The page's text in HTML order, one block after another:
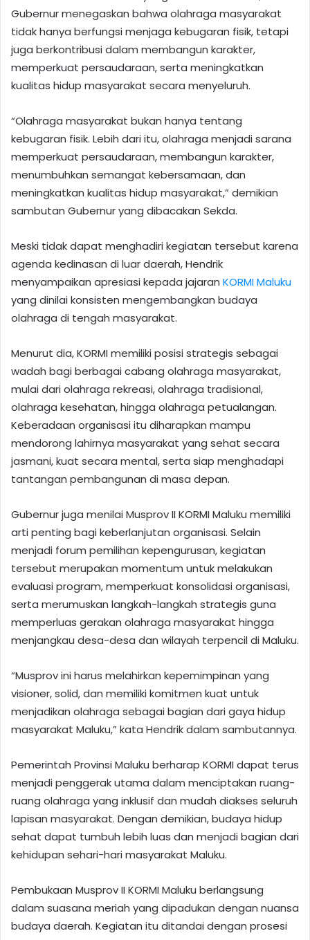
Gubernur menegaskan bahwa olahraga masyarakat
tidak hanya berfungsi menjaga kebugaran fisik, tetapi
juga berkontribusi dalam membangun karakter,
memperkuat persaudaraan, serta meningkatkan
kualitas hidup masyarakat secara menyeluruh.
“Olahraga masyarakat bukan hanya tentang
kebugaran fisik. Lebih dari itu, olahraga menjadi sarana
memperkuat persaudaraan, membangun karakter,
menumbuhkan semangat kebersamaan, dan
meningkatkan kualitas hidup masyarakat,” demikian
sambutan Gubernur yang dibacakan Sekda.
Meski tidak dapat menghadiri kegiatan tersebut karena
agenda kedinasan di luar daerah, Hendrik
menyampaikan apresiasi kepada jajaran KORMI Maluku
yang dinilai konsisten mengembangkan budaya
olahraga di tengah masyarakat.
Menurut dia, KORMI memiliki posisi strategis sebagai
wadah bagi berbagai cabang olahraga masyarakat,
mulai dari olahraga rekreasi, olahraga tradisional,
olahraga kesehatan, hingga olahraga petualangan.
Keberadaan organisasi itu diharapkan mampu
mendorong lahirnya masyarakat yang sehat secara
jasmani, kuat secara mental, serta siap menghadapi
tantangan pembangunan di masa depan.
Gubernur juga menilai Musprov II KORMI Maluku memiliki
arti penting bagi keberlanjutan organisasi. Selain
menjadi forum pemilihan kepengurusan, kegiatan
tersebut merupakan momentum untuk melakukan
evaluasi program, memperkuat konsolidasi organisasi,
serta merumuskan langkah-langkah strategis guna
memperluas gerakan olahraga masyarakat hingga
menjangkau desa-desa dan wilayah terpencil di Maluku.
“Musprov ini harus melahirkan kepemimpinan yang
visioner, solid, dan memiliki komitmen kuat untuk
menjadikan olahraga sebagai bagian dari gaya hidup
masyarakat Maluku,” kata Hendrik dalam sambutannya.
Pemerintah Provinsi Maluku berharap KORMI dapat terus
menjadi penggerak utama dalam menciptakan ruang-
ruang olahraga yang inklusif dan mudah diakses seluruh
lapisan masyarakat. Dengan demikian, budaya hidup
sehat dapat tumbuh lebih luas dan menjadi bagian dari
kehidupan sehari-hari masyarakat Maluku.
Pembukaan Musprov II KORMI Maluku berlangsung
dalam suasana meriah yang dipadukan dengan nuansa
budaya daerah. Kegiatan itu ditandai dengan prosesi